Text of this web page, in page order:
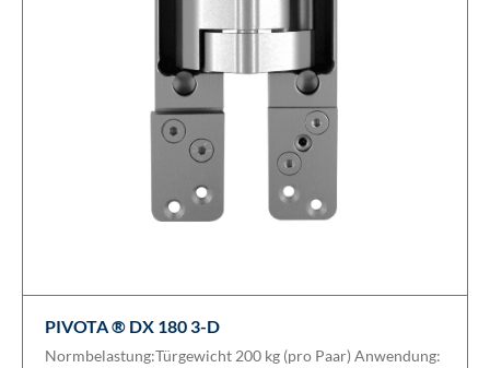
PIVOTA ® DX 180 3-D
Normbelastung:Türgewicht 200 kg (pro Paar) Anwendung: